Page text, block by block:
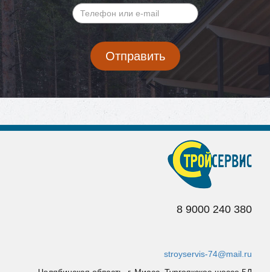
имя
Отправить
8 9000 240 380
stroyservis-74@mail.ru